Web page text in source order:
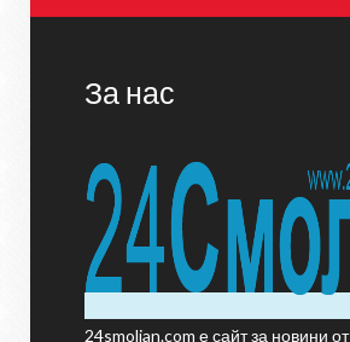
За нас
24smolian.com е сайт за новини